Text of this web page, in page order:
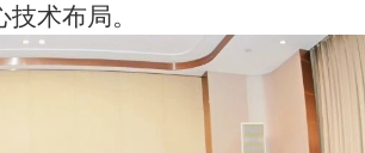
术布局。